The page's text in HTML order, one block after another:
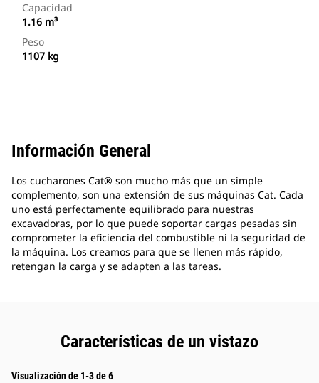
Capacidad
1.16 m³
Peso
1107 kg
Información General
Los cucharones Cat® son mucho más que un simple
complemento, son una extensión de sus máquinas Cat. Cada
uno está perfectamente equilibrado para nuestras
excavadoras, por lo que puede soportar cargas pesadas sin
comprometer la eficiencia del combustible ni la seguridad de
la máquina. Los creamos para que se llenen más rápido,
retengan la carga y se adapten a las tareas.
Características de un vistazo
Visualización de 1-3 de 6